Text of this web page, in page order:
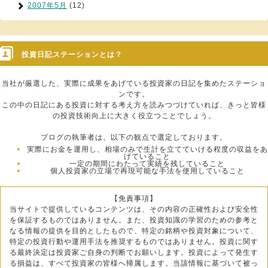
2007年5月 (12)
投資日記ステーションとは？
当社が厳選した、実際に成果をあげている投資家の日記を集めたステーショ
ンです。
この中の日記にある投資に対する考え方を読みつづけていれば、きっと皆様
の投資技術向上に大きく役立つことでしょう。
ブログの執筆者は、以下の観点で選定しております。
実際にお金を運用し、相場のみで生計を立てていける程度の収益をあ
げていること
一定の期間にわたって実績を残していること
個人投資家の立場で再現可能な手法を使用していること
【免責事項】
当サイトで提供しているコンテンツは、その内容の正確性および安全性
を保証するものではありません。また、投資知識の学習のための参考と
なる情報の提供を目的としたもので、特定の銘柄や投資対象について、
特定の投資行動や運用手法を推奨するものではありません。投資に関す
る最終決定は投資家ご自身の判断でお願いします。投資によって発生す
る損益は、すべて投資家の皆様へ帰属します。当該情報に基づいて被っ